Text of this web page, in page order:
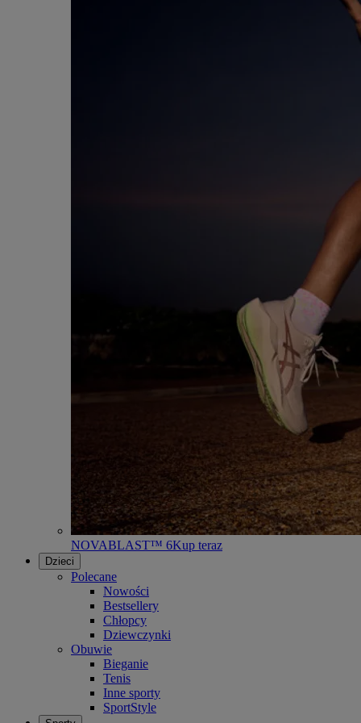
NOVABLAST™ 6Kup teraz
Dzieci
Polecane
Nowości
Bestsellery
Chłopcy
Dziewczynki
Obuwie
Bieganie
Tenis
Inne sporty
SportStyle